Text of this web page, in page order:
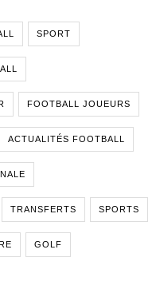
SPORT
FOOTBALL JOUEURS
ACTUALITÉS FOOTBALL
TRANSFERTS SPORTS
GOLF